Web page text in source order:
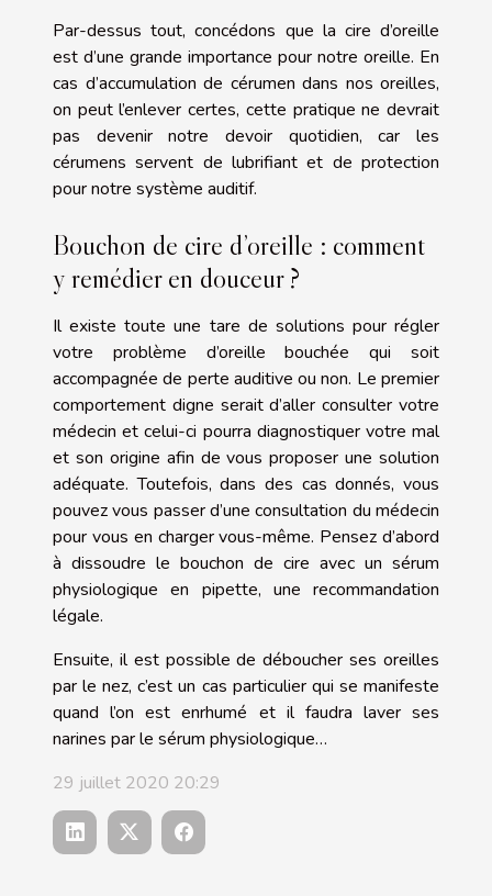
Par-dessus tout, concédons que la cire d’oreille
est d’une grande importance pour notre oreille. En
cas d’accumulation de cérumen dans nos oreilles,
on peut l’enlever certes, cette pratique ne devrait
pas devenir notre devoir quotidien, car les
cérumens servent de lubrifiant et de protection
pour notre système auditif.
Bouchon de cire d’oreille : comment
y remédier en douceur ?
Il existe toute une tare de solutions pour régler
votre problème d’oreille bouchée qui soit
accompagnée de perte auditive ou non. Le premier
comportement digne serait d’aller consulter votre
médecin et celui-ci pourra diagnostiquer votre mal
et son origine afin de vous proposer une solution
adéquate. Toutefois, dans des cas donnés, vous
pouvez vous passer d’une consultation du médecin
pour vous en charger vous-même. Pensez d’abord
à dissoudre le bouchon de cire avec un sérum
physiologique en pipette, une recommandation
légale.
Ensuite, il est possible de déboucher ses oreilles
par le nez, c’est un cas particulier qui se manifeste
quand l’on est enrhumé et il faudra laver ses
narines par le sérum physiologique…
29 juillet 2020 20:29